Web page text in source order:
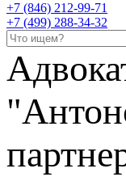
+7 (846) 212-99-71
+7 (499) 288-34-32